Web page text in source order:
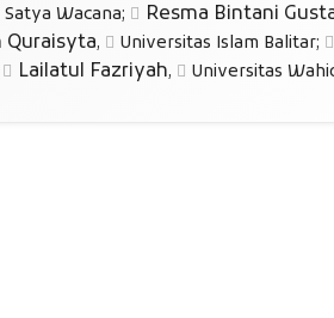
Wacana; Resma Bintani
Quraisyta, Universitas Islam Balitar;
Lailatul Fazriyah, Universitas